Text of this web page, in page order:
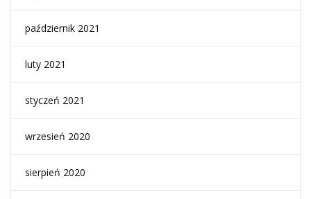
październik 2021
luty 2021
styczeń 2021
wrzesień 2020
sierpień 2020